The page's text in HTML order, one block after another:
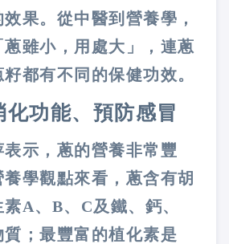
果。從中醫到營養學，
雖小，用處大」，連蔥
都有不同的保健功效。
化功能、預防感冒
示，蔥的營養非常豐
學觀點來看，蔥含有胡
素A、 B、 C及鐵、鈣、
；最豐富的植化素是